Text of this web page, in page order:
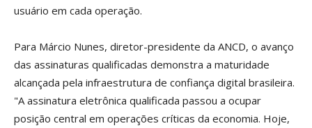
usuário em cada operação.
Para Márcio Nunes, diretor-presidente da ANCD, o avanço
das assinaturas qualificadas demonstra a maturidade
alcançada pela infraestrutura de confiança digital brasileira.
"A assinatura eletrônica qualificada passou a ocupar
posição central em operações críticas da economia. Hoje,